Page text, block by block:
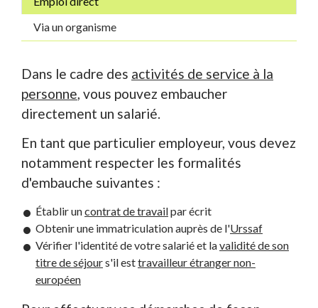
Via un organisme
Dans le cadre des activités de service à la
personne, vous pouvez embaucher
directement un salarié.
En tant que particulier employeur, vous devez
notamment respecter les formalités
d'embauche suivantes :
Établir uncontrat de travailpar écrit
Obtenir une immatriculation auprès de l'Urssaf
Vérifier l'identité de votre salarié et lavalidité de son
titre de séjours'il esttravailleur étranger non-
européen